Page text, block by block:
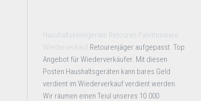
Haushaltskleingeräte Retouren Palettenware
Wiederverkauf Retourenjäger aufgepasst. Top
Angebot für Wiederverkäufer. Mit diesen
Posten Haushaltsgeräten kann bares Geld
verdient im Wiederverkauf verdient werden.
Wir räumen einen Teiul unseres 10.000